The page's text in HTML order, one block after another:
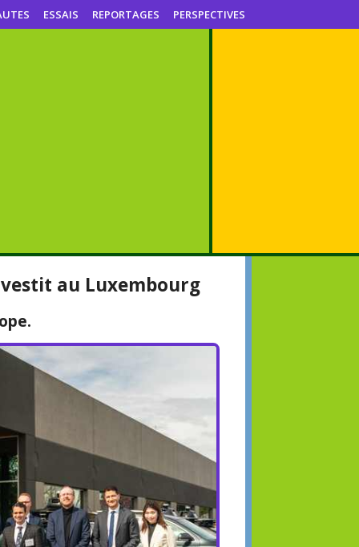
ESSAIS REPORTAGES PERSPECTIVES
au Luxembourg